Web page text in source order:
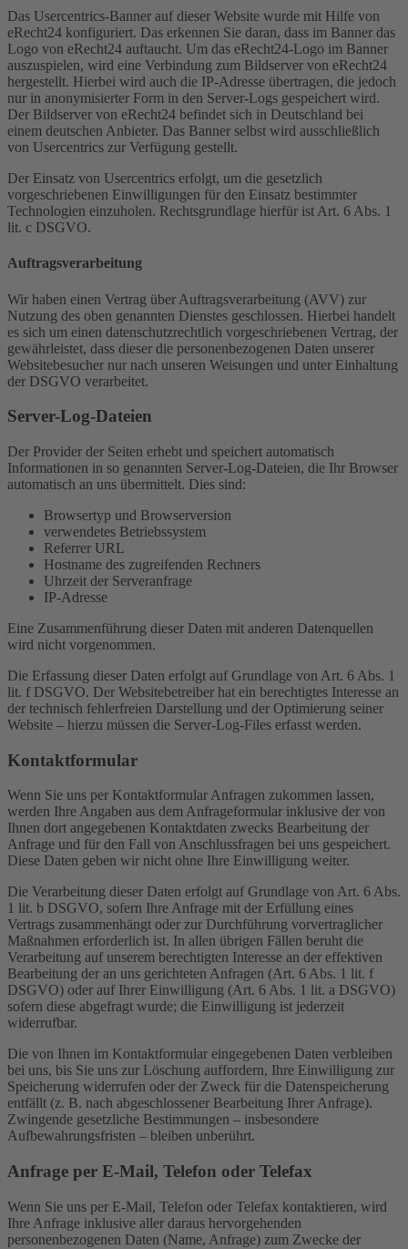
Das Usercentrics-Banner auf dieser Website wurde mit Hilfe von
eRecht24 konfiguriert. Das erkennen Sie daran, dass im Banner das
Logo von eRecht24 auftaucht. Um das eRecht24-Logo im Banner
auszuspielen, wird eine Verbindung zum Bildserver von eRecht24
hergestellt. Hierbei wird auch die IP-Adresse übertragen, die jedoch
nur in anonymisierter Form in den Server-Logs gespeichert wird.
Der Bildserver von eRecht24 befindet sich in Deutschland bei
einem deutschen Anbieter. Das Banner selbst wird ausschließlich
von Usercentrics zur Verfügung gestellt.
Der Einsatz von Usercentrics erfolgt, um die gesetzlich
vorgeschriebenen Einwilligungen für den Einsatz bestimmter
Technologien einzuholen. Rechtsgrundlage hierfür ist Art. 6 Abs. 1
lit. c DSGVO.
Auftragsverarbeitung
Wir haben einen Vertrag über Auftragsverarbeitung (AVV) zur
Nutzung des oben genannten Dienstes geschlossen. Hierbei handelt
es sich um einen datenschutzrechtlich vorgeschriebenen Vertrag, der
gewährleistet, dass dieser die personenbezogenen Daten unserer
Websitebesucher nur nach unseren Weisungen und unter Einhaltung
der DSGVO verarbeitet.
Server-Log-Dateien
Der Provider der Seiten erhebt und speichert automatisch
Informationen in so genannten Server-Log-Dateien, die Ihr Browser
automatisch an uns übermittelt. Dies sind:
Browsertyp und Browserversion
verwendetes Betriebssystem
Referrer URL
Hostname des zugreifenden Rechners
Uhrzeit der Serveranfrage
IP-Adresse
Eine Zusammenführung dieser Daten mit anderen Datenquellen
wird nicht vorgenommen.
Die Erfassung dieser Daten erfolgt auf Grundlage von Art. 6 Abs. 1
lit. f DSGVO. Der Websitebetreiber hat ein berechtigtes Interesse an
der technisch fehlerfreien Darstellung und der Optimierung seiner
Website – hierzu müssen die Server-Log-Files erfasst werden.
Kontaktformular
Wenn Sie uns per Kontaktformular Anfragen zukommen lassen,
werden Ihre Angaben aus dem Anfrageformular inklusive der von
Ihnen dort angegebenen Kontaktdaten zwecks Bearbeitung der
Anfrage und für den Fall von Anschlussfragen bei uns gespeichert.
Diese Daten geben wir nicht ohne Ihre Einwilligung weiter.
Die Verarbeitung dieser Daten erfolgt auf Grundlage von Art. 6 Abs.
1 lit. b DSGVO, sofern Ihre Anfrage mit der Erfüllung eines
Vertrags zusammenhängt oder zur Durchführung vorvertraglicher
Maßnahmen erforderlich ist. In allen übrigen Fällen beruht die
Verarbeitung auf unserem berechtigten Interesse an der effektiven
Bearbeitung der an uns gerichteten Anfragen (Art. 6 Abs. 1 lit. f
DSGVO) oder auf Ihrer Einwilligung (Art. 6 Abs. 1 lit. a DSGVO)
sofern diese abgefragt wurde; die Einwilligung ist jederzeit
widerrufbar.
Die von Ihnen im Kontaktformular eingegebenen Daten verbleiben
bei uns, bis Sie uns zur Löschung auffordern, Ihre Einwilligung zur
Speicherung widerrufen oder der Zweck für die Datenspeicherung
entfällt (z. B. nach abgeschlossener Bearbeitung Ihrer Anfrage).
Zwingende gesetzliche Bestimmungen – insbesondere
Aufbewahrungsfristen – bleiben unberührt.
Anfrage per E-Mail, Telefon oder Telefax
Wenn Sie uns per E-Mail, Telefon oder Telefax kontaktieren, wird
Ihre Anfrage inklusive aller daraus hervorgehenden
personenbezogenen Daten (Name, Anfrage) zum Zwecke der